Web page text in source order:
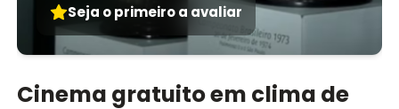
Seja o primeiro a avaliar
Cinema gratuito em clima de